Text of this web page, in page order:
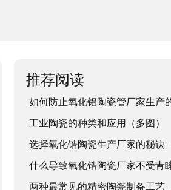
推荐阅读
如何防止氧化铝陶瓷管厂家生产
工业陶瓷的种类和应用（多图）
选择氧化锆陶瓷生产厂家的秘诀
什么导致氧化锆陶瓷厂家不受青
两种最常见的精密陶瓷制备工艺